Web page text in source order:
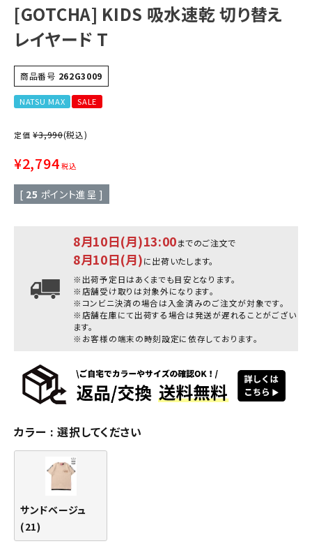
[GOTCHA] KIDS 吸水速乾 切り替え
レイヤード T
商品番号 262G3009
NATSU MAX SALE
定価 ¥3,990(税込)
¥2,794 税込
[ 25 ポイント進呈 ]
8月10日(月)13:00までのご注文で
8月10日(月)に出荷いたします。
※出荷予定日はあくまでも目安となります。
※店舗受け取りは対象外になります。
※コンビニ決済の場合は入金済みのご注文が対象です。
※店舗在庫にて出荷する場合は発送が遅れることがござい
ます。
※お客様の端末の時刻設定に依存しております。
カラー 選択してください
サンドベージュ
(21)